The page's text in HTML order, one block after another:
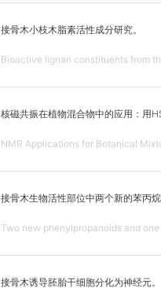
接骨木小枝木脂素活性成分研究。
Bioactive lignan constituents from
核磁共振在植物混合物中的应用：用
NMR Applications for Botanical
接骨木生物活性部位中两个新的苯丙
Two new phenylpropanoids and
接骨木诱导胚胎干细胞分化为神经元。